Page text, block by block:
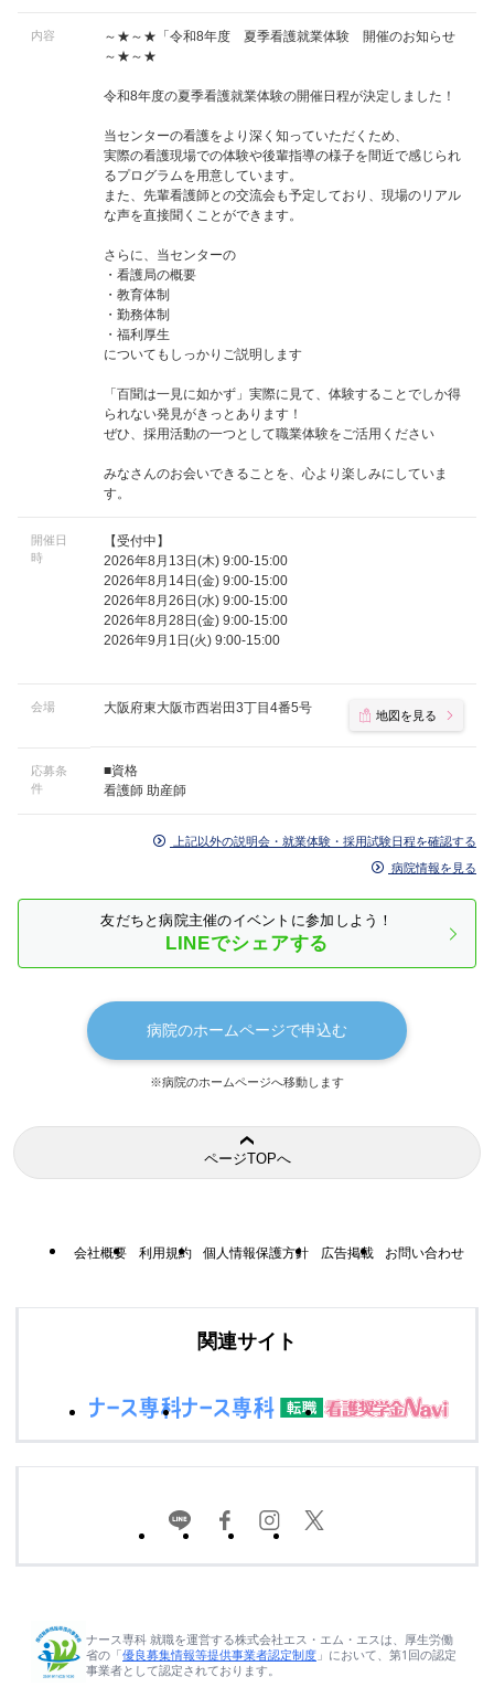
内容
～★～★「令和8年度 夏季看護就業体験 開催のお知らせ
～★～★
令和8年度の夏季看護就業体験の開催日程が決定しました！
当センターの看護をより深く知っていただくため、
実際の看護現場での体験や後輩指導の様子を間近で感じられ
るプログラムを用意しています。
また、先輩看護師との交流会も予定しており、現場のリアル
な声を直接聞くことができます。
さらに、当センターの
・看護局の概要
・教育体制
・勤務体制
・福利厚生
についてもしっかりご説明します
「百聞は一見に如かず」実際に見て、体験することでしか得
られない発見がきっとあります！
ぜひ、採用活動の一つとして職業体験をご活用ください
みなさんのお会いできることを、心より楽しみにしていま
す。
開催日
時
【受付中】
2026年8月13日(木) 9:00-15:00
2026年8月14日(金) 9:00-15:00
2026年8月26日(水) 9:00-15:00
2026年8月28日(金) 9:00-15:00
2026年9月1日(火) 9:00-15:00
会場 大阪府東大阪市西岩田3丁目4番5号 地図を見る
応募条
件
■資格
看護師 助産師
上記以外の説明会・就業体験・採用試験日程を確認する
病院情報を見る
友だちと病院主催のイベントに参加しよう！
LINEでシェアする
病院のホームページで申込む
※病院のホームページへ移動します
ページTOPへ